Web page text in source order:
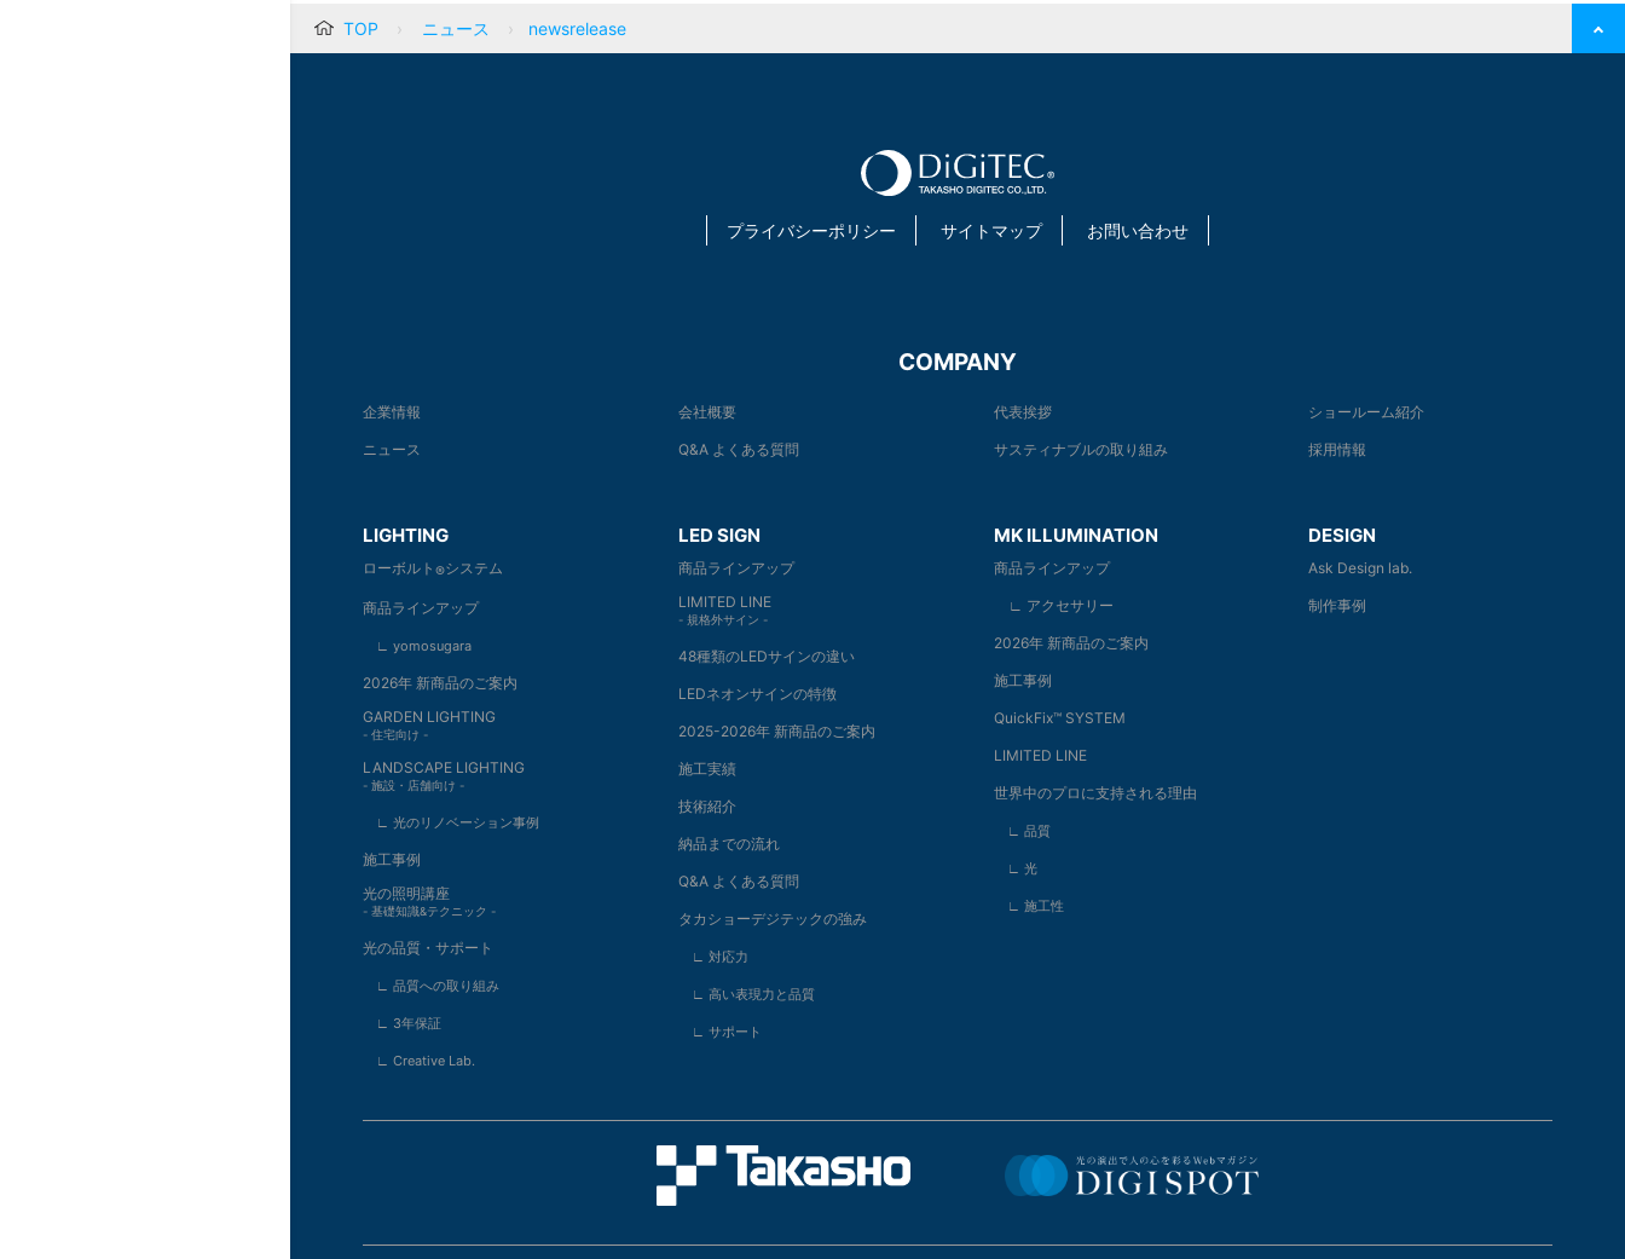
TOP ニュース newsrelease
プライバシーポリシー サイトマップ お問い合わせ
COMPANY
企業情報 会社概要 代表挨拶 ショールーム紹介
ニュース Q&A よくある質問 サスティナブルの取り組み 採用情報
LIGHTING
ローボルト ®システム
商品ラインアップ
∟ yomosugara
2026年 新商品のご案内
GARDEN LIGHTING
- 住宅向け -
LANDSCAPE LIGHTING
- 施設・店舗向け -
∟ 光のリノベーション事例
施工事例
光の照明講座
- 基礎知識&テクニック -
光の品質・サポート
∟ 品質への取り組み
∟ 3年保証
∟ Creative Lab.
LED SIGN
商品ラインアップ
LIMITED LINE
- 規格外サイン -
48種類のLEDサインの違い
LEDネオンサインの特徴
2025-2026年 新商品のご案内
施工実績
技術紹介
納品までの流れ
Q&A よくある質問
タカショーデジテックの強み
∟ 対応力
∟ 高い表現力と品質
∟ サポート
MK ILLUMINATION
商品ラインアップ
∟ アクセサリー
2026年 新商品のご案内
施工事例
QuickFix™️ SYSTEM
LIMITED LINE
世界中のプロに支持される理由
∟ 品質
∟ 光
∟ 施工性
DESIGN
Ask Design lab.
制作事例